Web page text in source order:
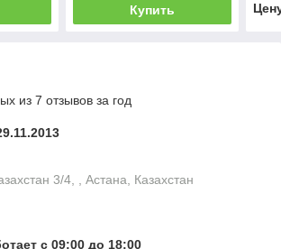
Купить
из 7 отзывов за год
3/4, , Астана, Казахстан
с 09:00 до 18:00